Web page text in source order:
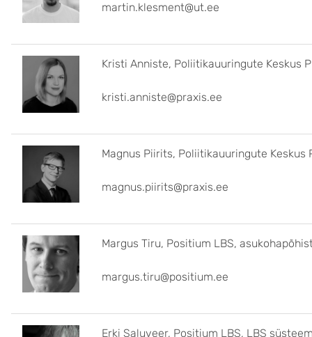
martin.klesment@ut.ee
Kristi Anniste, Poliitikauuringute Keskus
kristi.anniste@praxis.ee
Magnus Piirits, Poliitikauuringute
magnus.piirits@praxis.ee
Margus Tiru, Positium LBS,
margus.tiru@positium.ee
Erki Saluveer, Positium LBS, LBS